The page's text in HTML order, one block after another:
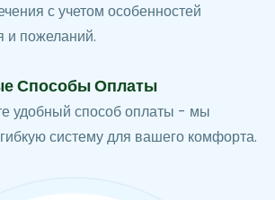
с учетом особенностей
и пожеланий.
Способы Оплаты
удобный способ оплаты - мы
систему для вашего комфорта.